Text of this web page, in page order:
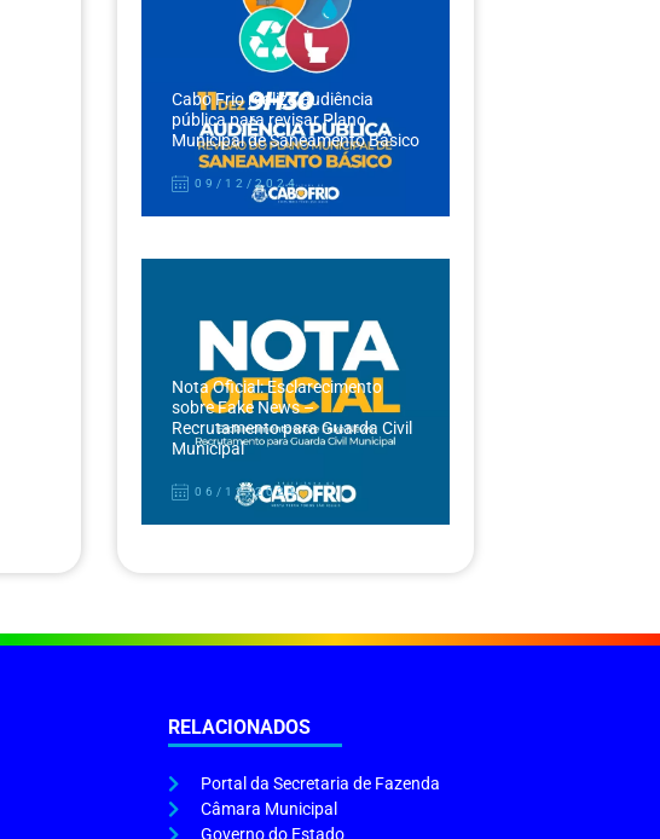
Cabo Frio realiza audiência
pública para revisar Plano
Municipal de Saneamento Básico
09/12/2024
Nota Oficial: Esclarecimento
sobre Fake News –
Recrutamento para Guarda Civil
Municipal
06/12/2024
RELACIONADOS
Portal da Secretaria de Fazenda
Câmara Municipal
Governo do Estado